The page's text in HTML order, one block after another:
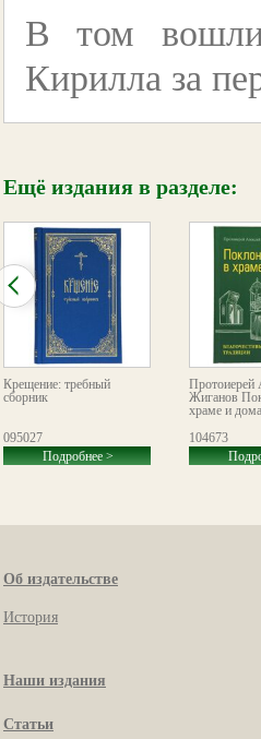
В том вошли
Кирилла за
Ещё издания в разделе:
Крещение: требный
сборник
095027
Подробнее >
Протоиерей
Жиганов
храме и
104673
Об издательстве
История
Наши издания
Статьи